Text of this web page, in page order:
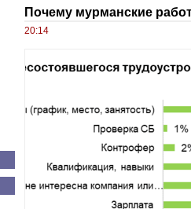
Почему мурманские
20:14